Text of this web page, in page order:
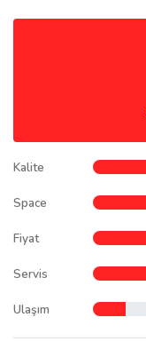
Kalite
Space
Fiyat
Servis
Ulaşım